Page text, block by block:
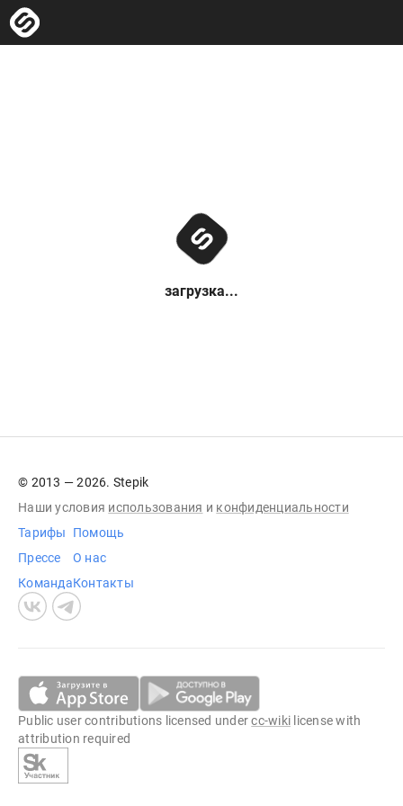
загрузка...
© 2013 — 2026. Stepik
Наши условия использования и конфиденциальности
Тарифы
Прессе
Команда
Помощь
О нас
Контакты
Public user contributions licensed undercc-wiki license with
attribution required